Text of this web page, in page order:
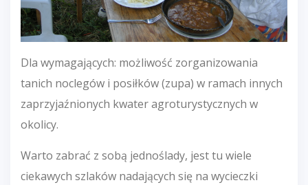
Dla wymagających: możliwość zorganizowania
tanich noclegów i posiłków (zupa) w ramach innych
zaprzyjaźnionych kwater agroturystycznych w
okolicy.
Warto zabrać z sobą jednoślady, jest tu wiele
ciekawych szlaków nadających się na wycieczki